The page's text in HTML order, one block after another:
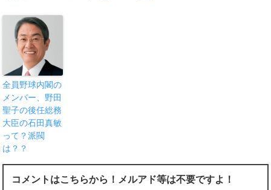
全員野球内閣の
メンバー、野田
聖子の後任総務
大臣の石田真敏
って？派閥
は？？
コメントはこちらから！メルアド等は不要ですよ！